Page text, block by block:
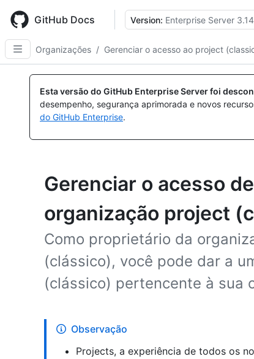
main
content
GitHub Docs Version: Enterprise Server 3.14
Organizações / Gerenciar o acesso ao project
Esta versão do GitHub Enterprise Server foi
desempenho, segurança aprimorada e novos
do GitHub Enterprise.
Gerenciar o acesso
organização project
Como proprietário da
(clássico), você pode dar a
(clássico) pertencente à sua
Observação
Projects, a experiência de todos os